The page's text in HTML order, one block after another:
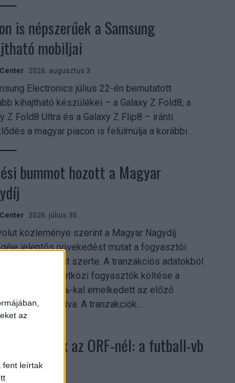
az
fent leírtak
is népszerűek a Samsung
mobiljai
2026. augusztus 3.
Electronics július 22-én bemutatott
kihajtható készülékei – a Galaxy Z Fold8, a
Z Fold8 Ultra és a Galaxy Z Flip8 – iránti
a magyar piacon is felülmúlja a korábbi...
bummot hozott a Magyar
2026. július 30.
közleménye szerint a Magyar Nagydíj
jelentős növekedést mutat a fogyasztói
Budapest szerte. A tranzakciós adatokból
hogy a nemzetközi fogyasztók költése a
26%-kal emelkedett az előző
viszonyítva. A tranzakciók...
dőltek az ORF-nél: a futball-vb
vitt